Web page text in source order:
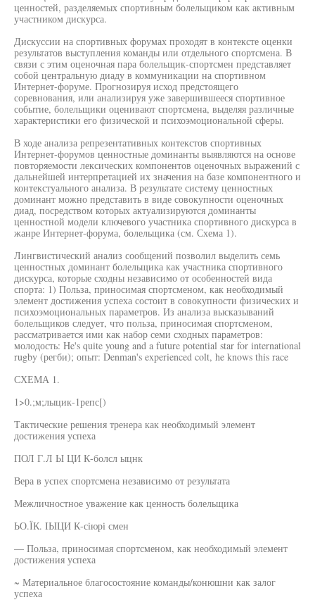
ценностей, разделяемых спортивным болельщиком как активным
участником дискурса.
Дискуссии на спортивных форумах проходят в контексте оценки
результатов выступления команды или отдельного спортсмена. В
связи с этим оценочная пара болельщик-спортсмен представляет
собой центральную диаду в коммуникации на спортивном
Интернет-форуме. Прогнозируя исход предстоящего
соревнования, или анализируя уже завершившееся спортивное
событие, болельщики оценивают спортсмена, выделяя различные
характеристики его физической и психоэмоциональной сферы.
В ходе анализа репрезентативных контекстов спортивных
Интернет-форумов ценностные доминанты выявляются на основе
повторяемости лексических компонентов оценочных выражений с
дальнейшей интерпретацией их значения на базе компонентного и
контекстуального анализа. В результате систему ценностных
доминант можно представить в виде совокупности оценочных
диад, посредством которых актуализируются доминанты
ценностной модели ключевого участника спортивного дискурса в
жанре Интернет-форума, болельщика (см. Схема 1).
Лингвистический анализ сообщений позволил выделить семь
ценностных доминант болельщика как участника спортивного
дискурса, которые сходны независимо от особенностей вида
спорта: 1) Польза, приносимая спортсменом, как необходимый
элемент достижения успеха состоит в совокупности физических и
психоэмоциональных параметров. Из анализа высказываний
болельщиков следует, что польза, приносимая спортсменом,
рассматривается ими как набор семи сходных параметров:
молодость: He's quite young and a future potential star for international
rugby (регби); опыт: Denman's experienced colt, he knows this race
СХЕМА 1.
1>0.;м;лыцик-1репс[)
Тактические решения тренера как необходимый элемент
достижения успеха
ПОЛ Г.Л Ы ЦИ К-болсл ыцнк
Вера в успех спортсмена независимо от результата
Межличностное уважение как ценность болельщика
ЬО.ЇК. IЫЦИ К-сіюрі смен
— Польза, приносимая спортсменом, как необходимый элемент
достижения успеха
~ Материальное благосостояние команды/конюшни как залог
успеха